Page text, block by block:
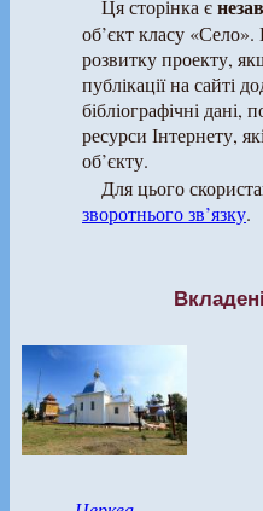
Ця сторінка є
об’єкт класу
розвитку проекту,
публікації на сайті
бібліографічні дані,
ресурси Інтернету,
об’єкту.
Для цього
зворотнього зв’язку.